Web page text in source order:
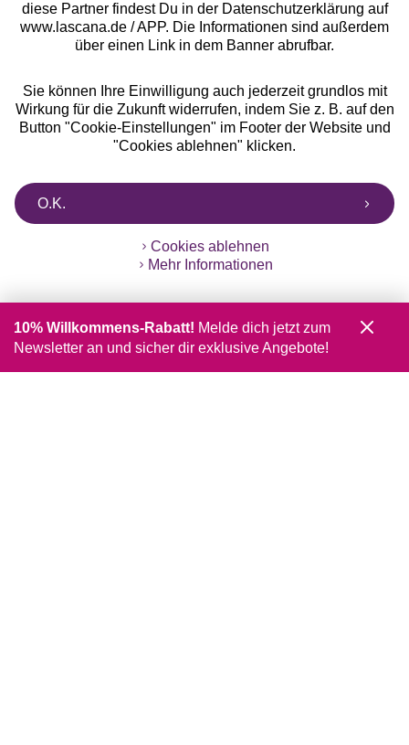
diese Partner findest Du in der Datenschutzerklärung auf
www.lascana.de / APP. Die Informationen sind außerdem
über einen Link in dem Banner abrufbar.
Sie können Ihre Einwilligung auch jederzeit grundlos mit
Wirkung für die Zukunft widerrufen, indem Sie z. B. auf den
Button "Cookie-Einstellungen" im Footer der Website und
"Cookies ablehnen" klicken.
O.K.
Cookies ablehnen
Mehr Informationen
10% Willkommens-Rabatt! Melde dich jetzt zum
Newsletter an und sicher dir exklusive Angebote!